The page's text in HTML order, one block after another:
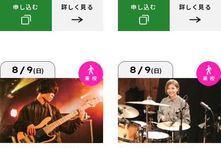
申し込む 詳しく見る 申し込む 詳しく見る
8/9(日) 8/9(日)